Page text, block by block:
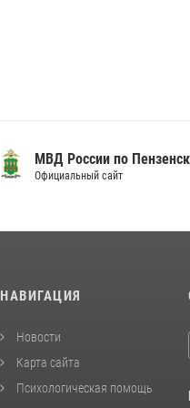
МВД России по
Официальный сайт
НАВИГАЦИЯ
Новости
Карта сайта
Психологическая помощь